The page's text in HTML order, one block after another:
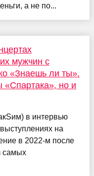
а не по...
мужчин с
«Знаешь ли ты».
«Спартака», но и
в интервью
на
в 2022-м после
самых